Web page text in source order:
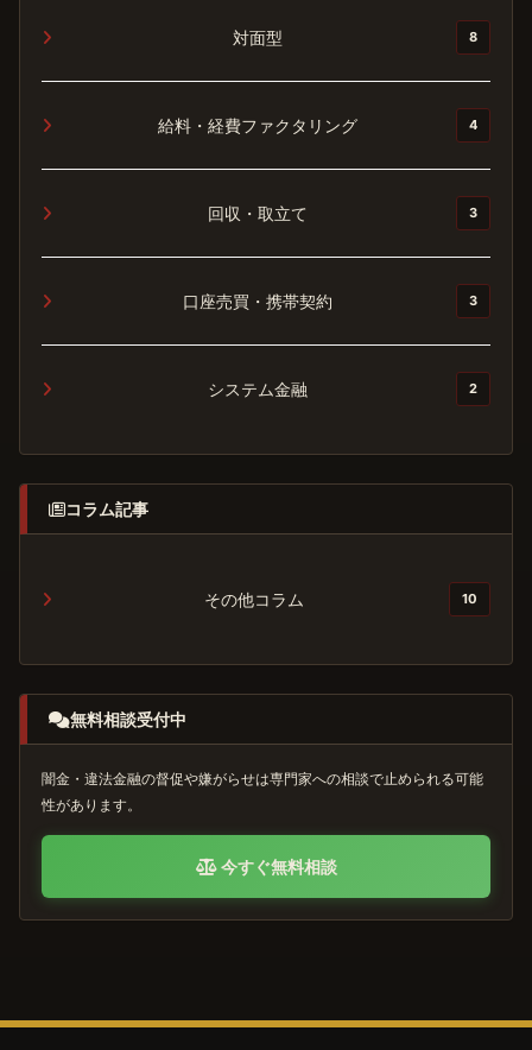
対面型 8
給料・経費ファクタリング 4
回収・取立て 3
口座売買・携帯契約 3
システム金融 2
コラム記事
その他コラム 10
無料相談受付中
闇金・違法金融の督促や嫌がらせは専門家への相談で止められる可能
性があります。
今すぐ無料相談